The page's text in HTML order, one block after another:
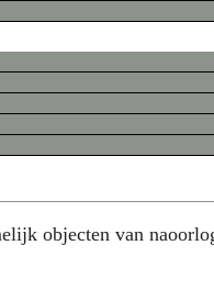
objecten van